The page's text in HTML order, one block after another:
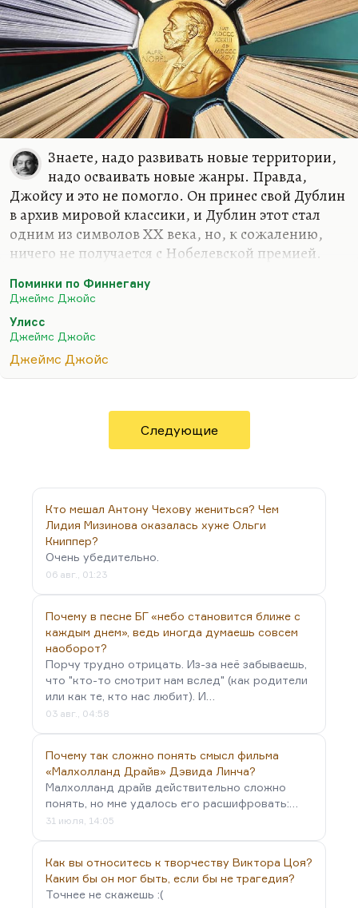
Знаете, надо развивать новые территории,
надо осваивать новые жанры. Правда,
Джойсу и это не помогло. Он принес свой Дублин
в архив мировой классики, и Дублин этот стал
одним из символов ХХ века, но, к сожалению,
ничего не получается с Нобелевской премией.
думали дать ее Джойсу на его семьдесят, а он
возьми да не доживи даже до шестидесяти.
Может быть, они думали каким-то образом
Джойса поощрить, когда все прочтут «Поминки
по Финнегану», но этого не будет никогда,
В любом случае, Нобелевская премия дается даже
не за освоение новых литературных территорий:
все-таки Джойс сумел так зарисовать свой
Поминки по Финнегану
Джеймс Джойс
Улисс
Джеймс Джойс
Джеймс Джойс
Следующие
Кто мешал Антону Чехову жениться? Чем
Лидия Мизинова оказалась хуже Ольги
Книппер?
Очень убедительно.
06 авг., 01:23
Почему в песне БГ «небо становится ближе с
каждым днем», ведь иногда думаешь совсем
наоборот?
Порчу трудно отрицать. Из-за неё забываешь,
что "кто-то смотрит нам вслед" (как родители
или как те, кто нас любит). И…
03 авг., 04:58
Почему так сложно понять смысл фильма
«Малхолланд Драйв» Дэвида Линча?
Малхолланд драйв действительно сложно
понять, но мне удалось его расшифровать:…
31 июля, 14:05
Как вы относитесь к творчеству Виктора Цоя?
Каким бы он мог быть, если бы не трагедия?
Точнее не скажешь :(